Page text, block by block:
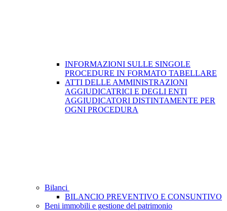
INFORMAZIONI SULLE SINGOLE
PROCEDURE IN FORMATO TABELLARE
ATTI DELLE AMMINISTRAZIONI
AGGIUDICATRICI E DEGLI ENTI
AGGIUDICATORI DISTINTAMENTE PER
OGNI PROCEDURA
Bilanci
BILANCIO PREVENTIVO E CONSUNTIVO
Beni immobili e gestione del patrimonio